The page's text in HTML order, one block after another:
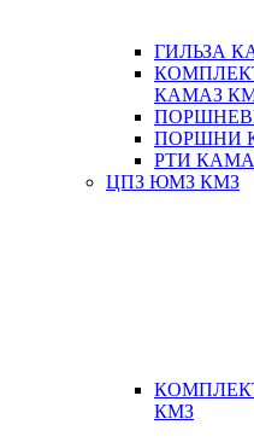
ГИЛЬЗА
КАМАЗ
ПОРШНИ
РТИ
ЦПЗ ЮМЗ КМЗ
КМЗ